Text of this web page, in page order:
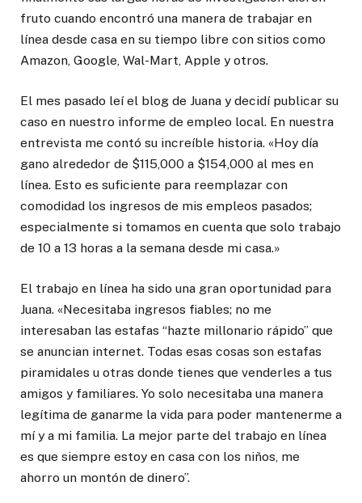
fruto cuando encontró una manera de trabajar en
línea desde casa en su tiempo libre con sitios como
Amazon, Google, Wal-Mart, Apple y otros.
El mes pasado leí el blog de Juana y decidí publicar su
caso en nuestro informe de empleo local. En nuestra
entrevista me contó su increíble historia. «Hoy día
gano alrededor de $115,000 a $154,000 al mes en
línea. Esto es suficiente para reemplazar con
comodidad los ingresos de mis empleos pasados;
especialmente si tomamos en cuenta que solo trabajo
de 10 a 13 horas a la semana desde mi casa.»
El trabajo en línea ha sido una gran oportunidad para
Juana. «Necesitaba ingresos fiables; no me
interesaban las estafas “hazte millonario rápido” que
se anuncian internet. Todas esas cosas son estafas
piramidales u otras donde tienes que venderles a tus
amigos y familiares. Yo solo necesitaba una manera
legítima de ganarme la vida para poder mantenerme a
mí y a mi familia. La mejor parte del trabajo en línea
es que siempre estoy en casa con los niños, me
ahorro un montón de dinero”.